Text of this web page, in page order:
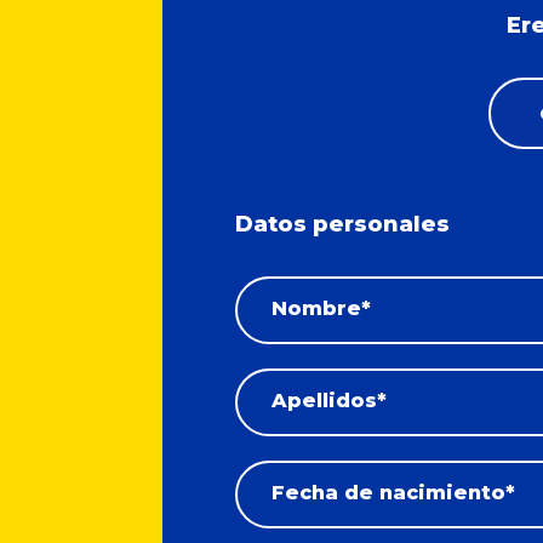
Datos personales
Nombre*
Apellidos*
Fecha de nacimiento*